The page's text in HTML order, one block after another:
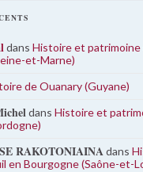
dans Histoire et patrimoine
et-Marne)
de Ouanary (Guyane)
dans Histoire et
RAKOTONIAINAdans
en Bourgogne (Saône-et-